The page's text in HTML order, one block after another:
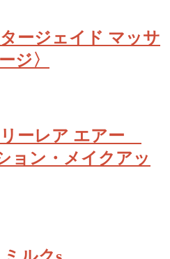
ージェイド マッサ
ジ〉
ーレア エアー
ョン・メイクアッ